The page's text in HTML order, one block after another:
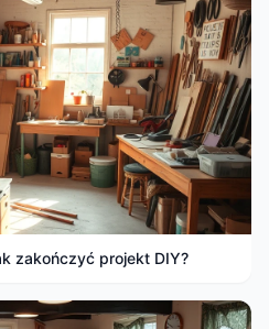
zakończyć projekt DIY?